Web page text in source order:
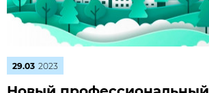
29.03 2023